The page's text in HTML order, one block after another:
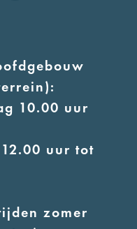
10.00 uur
uur tot
zomer